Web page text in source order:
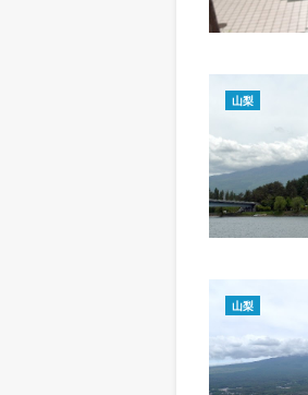
山梨
山梨